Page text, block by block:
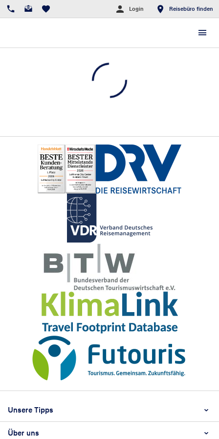
Login Reisebüro finden
Unsere Tipps
Beste Reisezeit
Über uns